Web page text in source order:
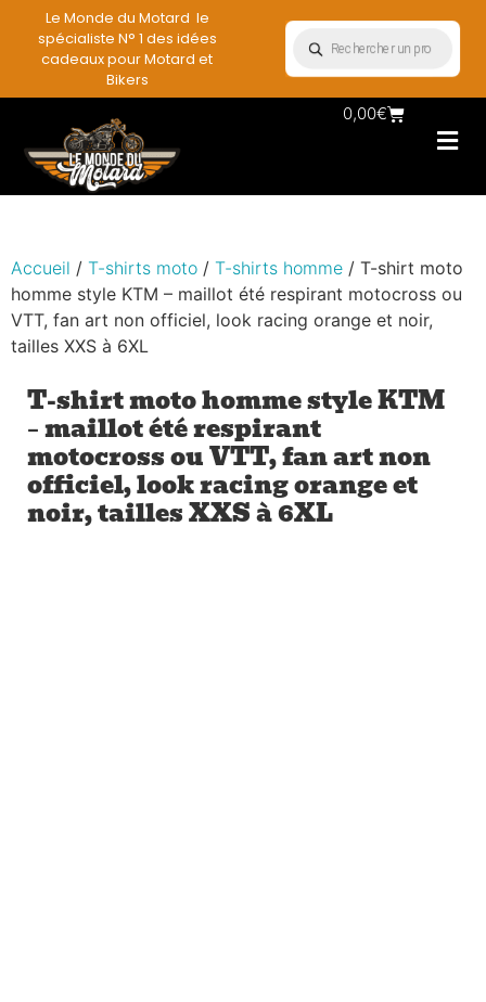
Le Monde du Motard le
spécialiste N° 1 des idées
cadeaux pour Motard et
Bikers
0,00€
Accueil / T-shirts moto / T-shirts homme / T-shirt moto
homme style KTM – maillot été respirant motocross ou
VTT, fan art non officiel, look racing orange et noir,
tailles XXS à 6XL
T-shirt moto homme style KTM
– maillot été respirant
motocross ou VTT, fan art non
officiel, look racing orange et
noir, tailles XXS à 6XL